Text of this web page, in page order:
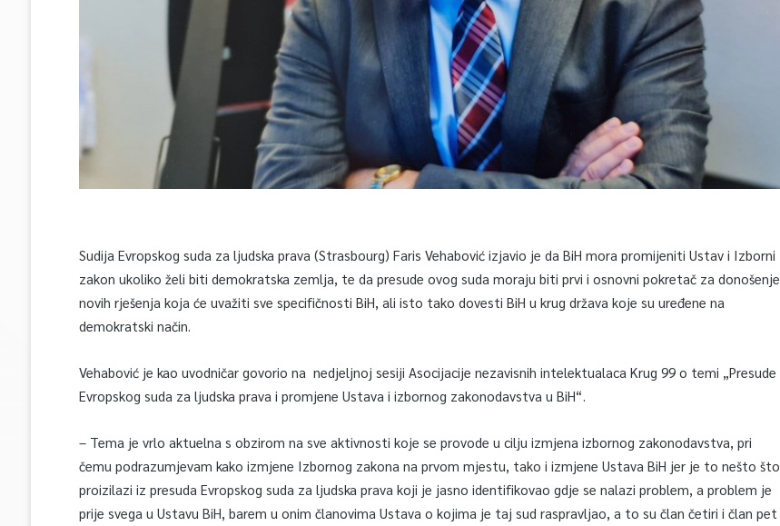
Sudija Evropskog suda za ljudska prava (Strasbourg) Faris Vehabović izjavio je da BiH mora promijeniti Ustav i Izborni
zakon ukoliko želi biti demokratska zemlja, te da presude ovog suda moraju biti prvi i osnovni pokretač za donošenje
novih rješenja koja će uvažiti sve specifičnosti BiH, ali isto tako dovesti BiH u krug država koje su uređene na
demokratski način.
Vehabović je kao uvodničar govorio na nedjeljnoj sesiji Asocijacije nezavisnih intelektualaca Krug 99 o temi „Presude
Evropskog suda za ljudska prava i promjene Ustava i izbornog zakonodavstva u BiH“.
– Tema je vrlo aktuelna s obzirom na sve aktivnosti koje se provode u cilju izmjena izbornog zakonodavstva, pri
čemu podrazumjevam kako izmjene Izbornog zakona na prvom mjestu, tako i izmjene Ustava BiH jer je to nešto što
proizilazi iz presuda Evropskog suda za ljudska prava koji je jasno identifikovao gdje se nalazi problem, a problem je
prije svega u Ustavu BiH, barem u onim članovima Ustava o kojima je taj sud raspravljao, a to su član četiri i član pet